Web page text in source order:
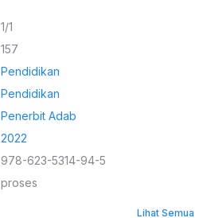
1/1
157
Pendidikan
Pendidikan
Penerbit Adab
2022
978-623-5314-94-5
proses
Lihat Semua